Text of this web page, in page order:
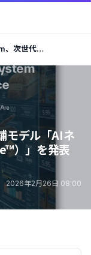
、次世代店
」を発表
モデル「AIネ
）」を発表
2026年2月26日 08:00